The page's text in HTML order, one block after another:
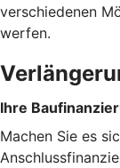
verschiedenen
werfen.
Ihre
Machen Sie es